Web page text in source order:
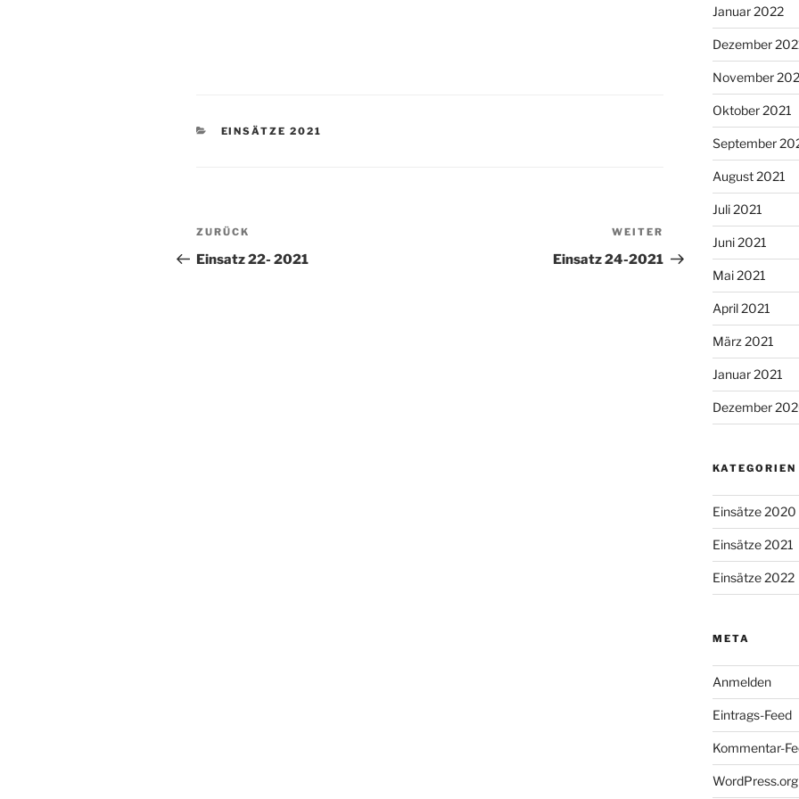
KATEGORIEN
EINSÄTZE 2021
Beitragsnavigation
Vorheriger
Beitrag
ZURÜCK
Einsatz 22- 2021
Nächster
Beitrag
WEITER
Einsatz 24-2021
Januar 2022
Dezember
November
Oktober 2021
September
August 2021
Juli 2021
Juni 2021
Mai 2021
April 2021
März 2021
Januar 2021
Dezember
KATEGORIEN
Einsätze 2020
Einsätze 2021
Einsätze 2022
META
Anmelden
Eintrags-Feed
Kommentar-
WordPress.org